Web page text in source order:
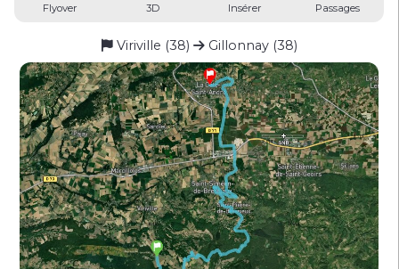
Flyover 3D Insérer Passages
Viriville (38) Gillonnay (38)